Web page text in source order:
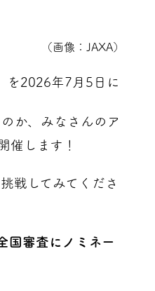
（画像：JAXA）
を2026年7月5日に
か、みなさんのア
催します！
戦してみてくださ
国審査にノミネー